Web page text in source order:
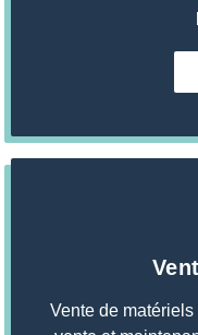
Vente de